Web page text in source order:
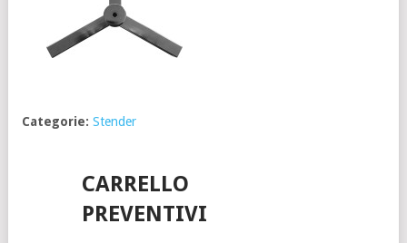
Categorie: Stender
CARRELLO
PREVENTIVI